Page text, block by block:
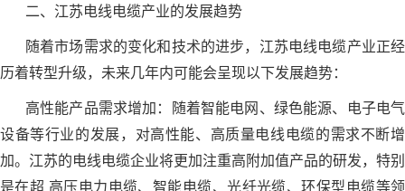
二、江苏电线电缆产业的发展趋势
随着市场需求的变化和技术的进步，江苏电线电缆产业正经
历着转型升级，未来几年内可能会呈现以下发展趋势：
高性能产品需求增加：随着智能电网、绿色能源、电子电气
设备等行业的发展，对高性能、高质量电线电缆的需求不断增
加。江苏的电线电缆企业将更加注重高附加值产品的研发，特别
是在超 高压电力电缆、智能电缆、光纤光缆、环保型电缆等领